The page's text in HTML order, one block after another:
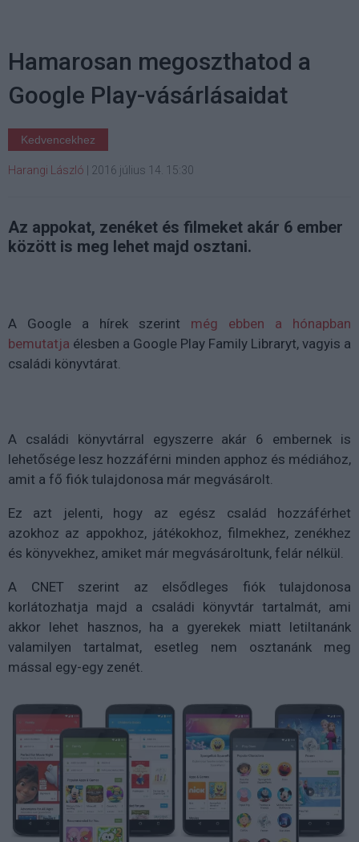
Hamarosan megoszthatod a
Google Play-vásárlásaidat
Kedvencekhez
Harangi László 2016 július 14. 15:30
Az appokat, zenéket és filmeket akár 6 ember
között is meg lehet majd osztani.
A Google a hírek szerint még ebben a hónapban
bemutatja élesben a Google Play Family Libraryt, vagyis a
családi könyvtárat.
A családi könyvtárral egyszerre akár 6 embernek is
lehetősége lesz hozzáférni minden apphoz és médiához,
amit a fő fiók tulajdonosa már megvásárolt.
Ez azt jelenti, hogy az egész család hozzáférhet
azokhoz az appokhoz, játékokhoz, filmekhez, zenékhez
és könyvekhez, amiket már megvásároltunk, felár nélkül.
A CNET szerint az elsődleges fiók tulajdonosa
korlátozhatja majd a családi könyvtár tartalmát, ami
akkor lehet hasznos, ha a gyerekek miatt letiltanánk
valamilyen tartalmat, esetleg nem osztanánk meg
mással egy-egy zenét.